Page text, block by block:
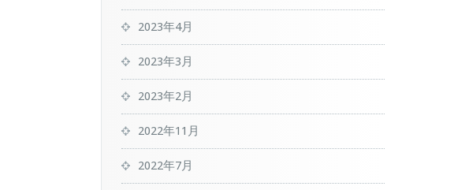
2023年4月
2023年3月
2023年2月
2022年11月
2022年7月